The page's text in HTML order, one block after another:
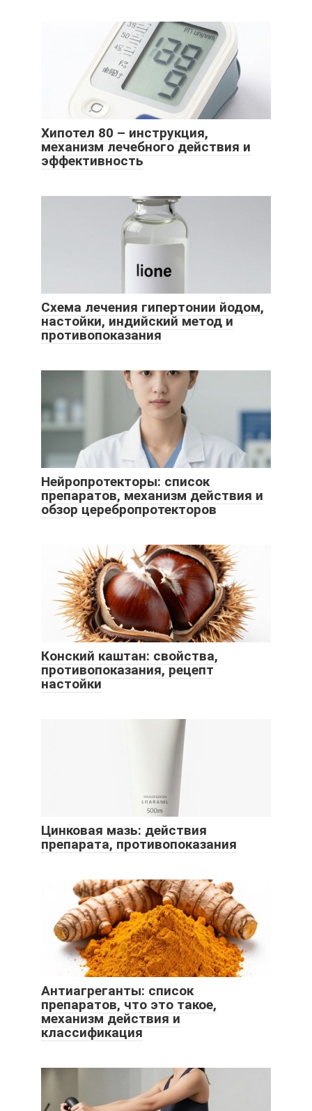
Хипотел 80 – инструкция,
механизм лечебного действия и
эффективность
Схема лечения гипертонии йодом,
настойки, индийский метод и
противопоказания
Нейропротекторы: список
препаратов, механизм действия и
обзор церебропротекторов
Конский каштан: свойства,
противопоказания, рецепт
настойки
Цинковая мазь: действия
препарата, противопоказания
Антиагреганты: список
препаратов, что это такое,
механизм действия и
классификация